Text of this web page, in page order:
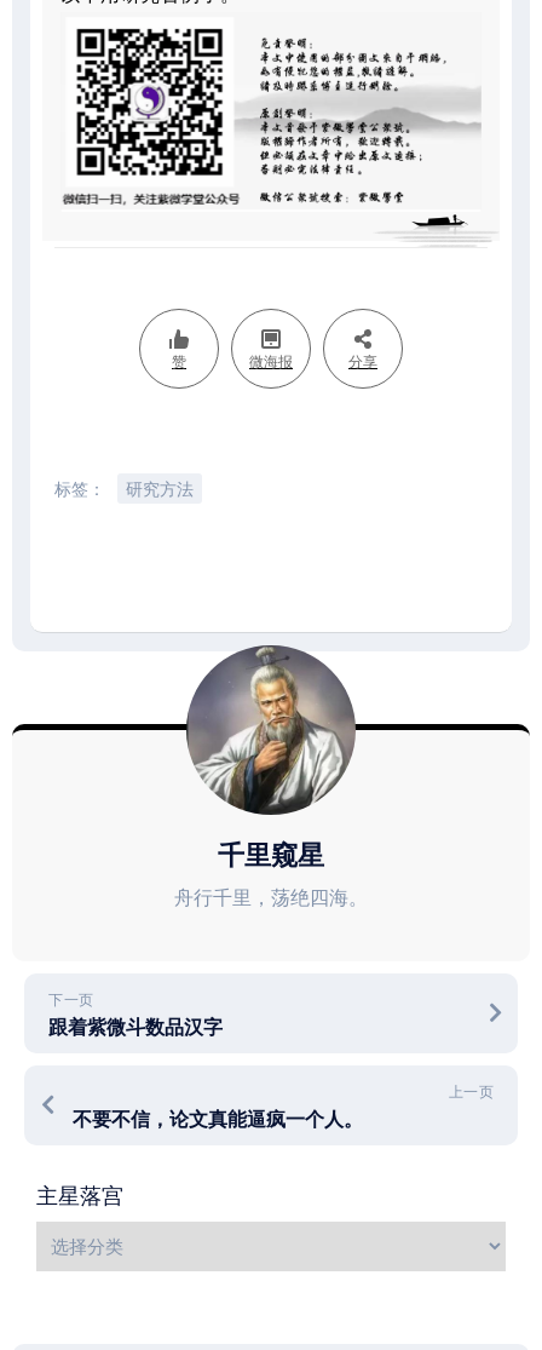
赞 微海报 分享
标签： 研究方法
千里窥星
舟行千里，荡绝四海。
下一页
跟着紫微斗数品汉字
上一页
不要不信，论文真能逼疯一个人。
主星落宫